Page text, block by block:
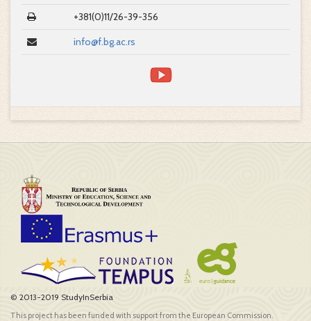
+381(0)11/26-39-356
info@f.bg.ac.rs
© 2013-2019 StudyInSerbia
This project has been funded with support from the European Commission.